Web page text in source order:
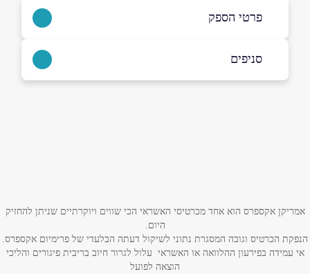
פרטי הספק
באתר בפייסבוק באינסטגרם בוואטסאפ
אימייל*
סניפים
אמריקן אקספרס הוא אחד מכרטיסי האשראי הכי שווים ויוקרתיים שניתן להחזיק
היום.
הנפקת הכרטיס וגובה המסגרת נתוני לשיקול דעתה הבלעדי של פרימיום אקספרס.
אי עמידה בפירעון ההלוואה או האשראי עלול לגרור חיוב בריבית פיגורים והליכי
הוצאה לפועל